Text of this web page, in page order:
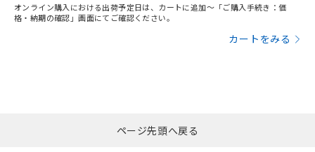
オンライン購入における出荷予定日は、カートに追加～「ご購入手続き：価
格・納期の確認」画面にてご確認ください。
カートをみる
ページ先頭へ戻る